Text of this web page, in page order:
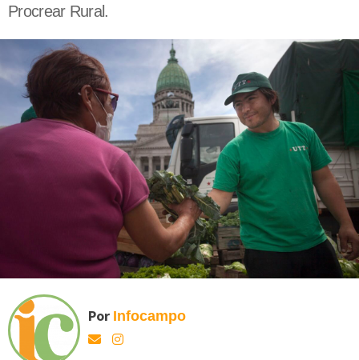
Procrear Rural.
Por Infocampo